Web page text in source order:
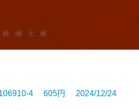
4 605円 2024/12/24